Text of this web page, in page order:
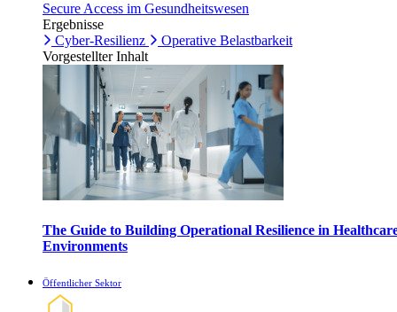
Secure Access im Gesundheitswesen
Ergebnisse
Cyber-Resilienz
Operative Belastbarkeit
Vorgestellter Inhalt
The Guide to Building Operational Resilience in
Environments
Öffentlicher Sektor